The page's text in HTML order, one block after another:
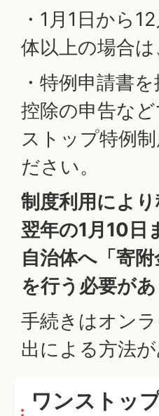
・1月1日から
体以上の場合
・特例申請書
控除の申告な
ストップ特例
ださい。
制度利用によ
翌年の1月10日
自治体へ「寄
を行う必要があ
手続きはオン
出による方法が
ワンストッ